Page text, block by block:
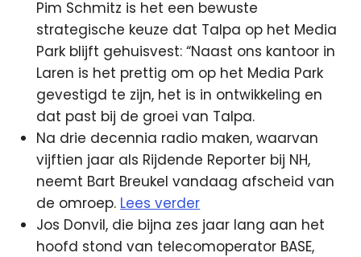
Pim Schmitz is het een bewuste
strategische keuze dat Talpa op het Media
Park blijft gehuisvest: “Naast ons kantoor in
Laren is het prettig om op het Media Park
gevestigd te zijn, het is in ontwikkeling en
dat past bij de groei van Talpa.
Na drie decennia radio maken, waarvan
vijftien jaar als Rijdende Reporter bij NH,
neemt Bart Breukel vandaag afscheid van
de omroep. Lees verder
Jos Donvil, die bijna zes jaar lang aan het
hoofd stond van telecomoperator BASE,